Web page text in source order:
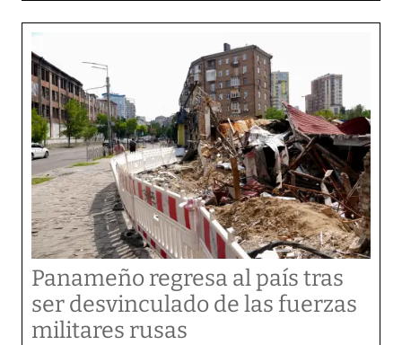
Panameño regresa al país tras
ser desvinculado de las fuerzas
militares rusas